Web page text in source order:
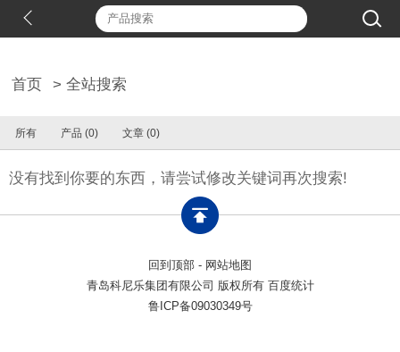
首页 > 全站搜索
所有 产品 (0) 文章 (0)
没有找到你要的东西，请尝试修改关键词再次搜索!
回到顶部 - 网站地图
青岛科尼乐集团有限公司 版权所有 百度统计
鲁ICP备09030349号